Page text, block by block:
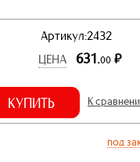
Артикул:2432
ЦЕНА
631.00 р.
КУПИТЬ К
под